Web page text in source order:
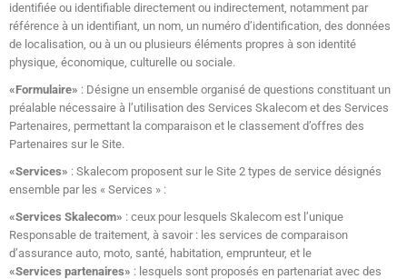
identifiée ou identifiable directement ou indirectement, notamment par
référence à un identifiant, un nom, un numéro d’identification, des données
de localisation, ou à un ou plusieurs éléments propres à son identité
physique, économique, culturelle ou sociale.
«Formulaire» : Désigne un ensemble organisé de questions constituant un
préalable nécessaire à l’utilisation des Services Skalecom et des Services
Partenaires, permettant la comparaison et le classement d’offres des
Partenaires sur le Site.
«Services» : Skalecom proposent sur le Site 2 types de service désignés
ensemble par les « Services » :
«Services Skalecom» : ceux pour lesquels Skalecom est l’unique
Responsable de traitement, à savoir : les services de comparaison
d’assurance auto, moto, santé, habitation, emprunteur, et le
«Services partenaires» : lesquels sont proposés en partenariat avec des